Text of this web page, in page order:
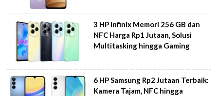
3 HP Infinix Memori 256 GB dan
NFC Harga Rp1 Jutaan, Solusi
Multitasking hingga Gaming
6 HP Samsung Rp2 Jutaan Terbaik:
Kamera Tajam, NFC hingga